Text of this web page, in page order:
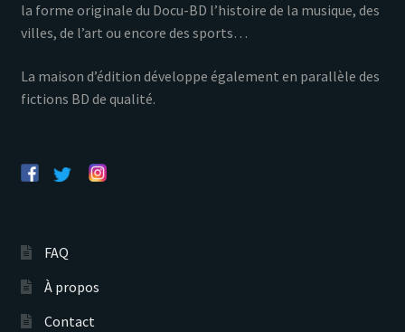
la forme originale du Docu-BD l’histoire de la musique, des
villes, de l’art ou encore des sports…
La maison d’édition développe également en parallèle des
fictions BD de qualité.
FAQ
À propos
Contact